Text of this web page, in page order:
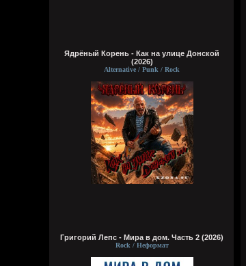
Ядрёный Корень - Как на улице Донской
(2026)
Alternative / Punk / Rock
Григорий Лепс - Мира в дом. Часть 2 (2026)
Rock / Неформат